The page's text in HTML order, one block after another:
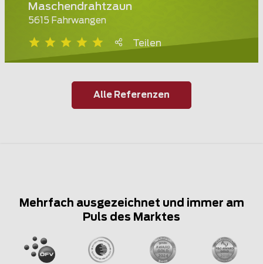
Maschendrahtzaun
5615 Fahrwangen
Teilen
Alle Referenzen
Mehrfach ausgezeichnet und immer am
Puls des Marktes